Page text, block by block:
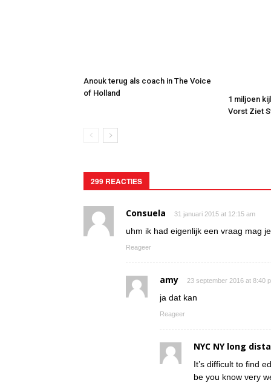
Anouk terug als coach in The Voice
of Holland
1 miljoen
Vorst Ziet
299 REACTIES
Consuela 31 januari 2015 at 12:15 am
uhm ik had eigenlijk een vraag mag
Reageer
amy 23 september 2016 at 8:40
ja dat kan
Reageer
NYC NY long
It’s difficult to find
be you know very